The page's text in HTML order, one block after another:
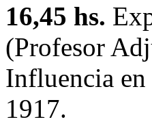
16,45 hs.
(Profesor
Influencia
1917.